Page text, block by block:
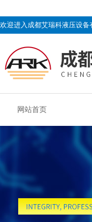
欢迎进入成都艾瑞科液压设备
网站首页